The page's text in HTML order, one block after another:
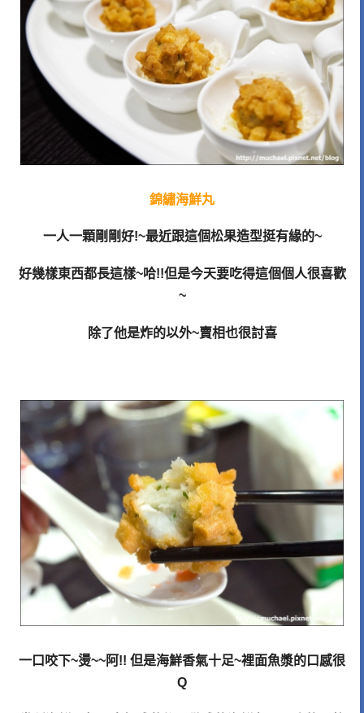
錦繡海鮮丸
一人一顆剛剛好!~最近跟這個松果造型挺有緣的~
好幾樣東西都長這樣~哈!!但是今天要吃得這個個人很喜歡
~
除了他是炸的以外~賣相也很討喜
一口咬下~燙~~阿!! 但是海鮮香氣十足~裡面魚漿的口感很
Q